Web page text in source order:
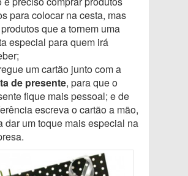
para colocar na cesta, mas
que a tornem uma
especial para quem irá
um cartão junto com a
de presente, para que o
fique mais pessoal; e de
escreva o cartão a mão,
dar um toque mais especial na